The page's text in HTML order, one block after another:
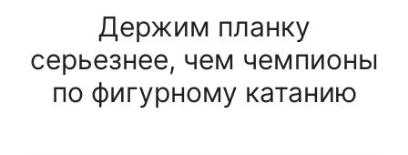
Держим планку
серьезнее, чем чемпионы
по фигурному катанию